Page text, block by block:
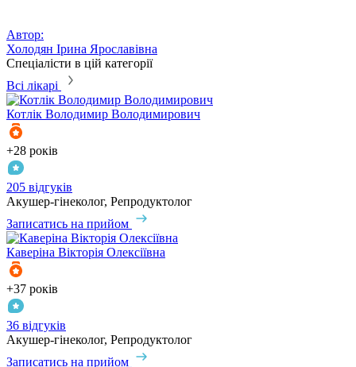
Автор:
Холодян Ірина Ярославівна
Спеціалісти в цій категорії
Всі лікарі
Котлік Володимир Володимирович
+28 років
205 відгуків
Акушер-гінеколог, Репродуктолог
Записатись на прийом
Каверіна Вікторія Олексіївна
+37 років
36 відгуків
Акушер-гінеколог, Репродуктолог
Записатись на прийом